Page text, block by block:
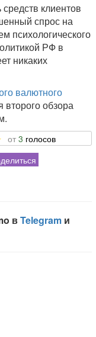
клиентов
спрос на
психологического
РФ в
никаких
валютного
второго обзора
3